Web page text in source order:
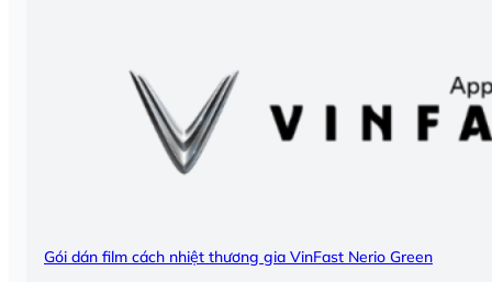
Gói dán film cách nhiệt thương gia VinFast Nerio Green